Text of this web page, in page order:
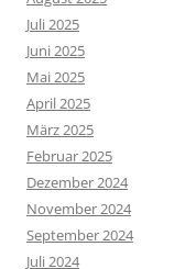
Juli 2025
Juni 2025
Mai 2025
April 2025
März 2025
Februar 2025
Dezember 2024
November 2024
September 2024
Juli 2024